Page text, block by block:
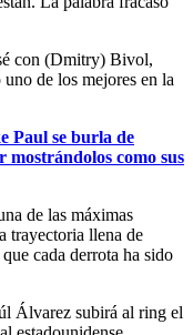
con (Dmitry) Bivol,
de los mejores en la
Paul se burla de
como sus
de las máximas
trayectoria llena de
cada derrota ha sido
Álvarez subirá al ring el